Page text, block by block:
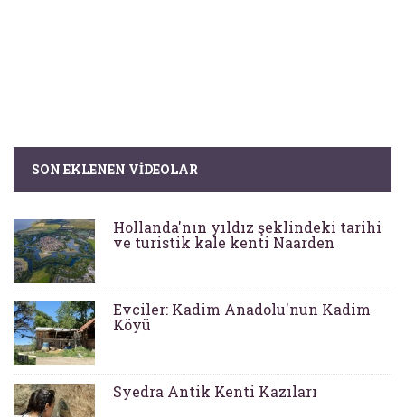
SON EKLENEN VIDEOLAR
Hollanda'nın yıldız şeklindeki tarihi
ve turistik kale kenti Naarden
Evciler: Kadim Anadolu'nun Kadim
Köyü
Syedra Antik Kenti Kazıları